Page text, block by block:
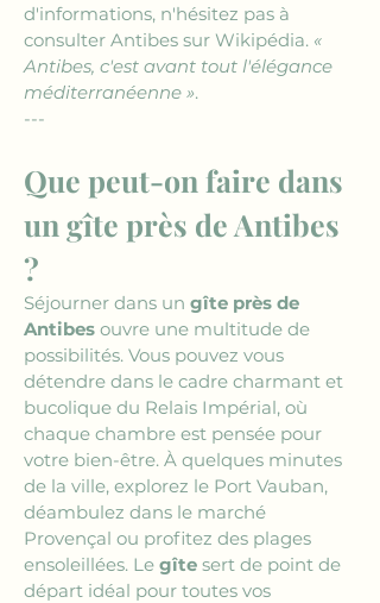
d'informations, n'hésitez pas à
consulter Antibes sur Wikipédia. «
Antibes, c'est avant tout l'élégance
méditerranéenne ».
---
Que peut-on faire dans
un gîte près de Antibes
?
Séjourner dans un gîte près de
Antibes ouvre une multitude de
possibilités. Vous pouvez vous
détendre dans le cadre charmant et
bucolique du Relais Impérial, où
chaque chambre est pensée pour
votre bien-être. À quelques minutes
de la ville, explorez le Port Vauban,
déambulez dans le marché
Provençal ou profitez des plages
ensoleillées. Le gîte sert de point de
départ idéal pour toutes vos